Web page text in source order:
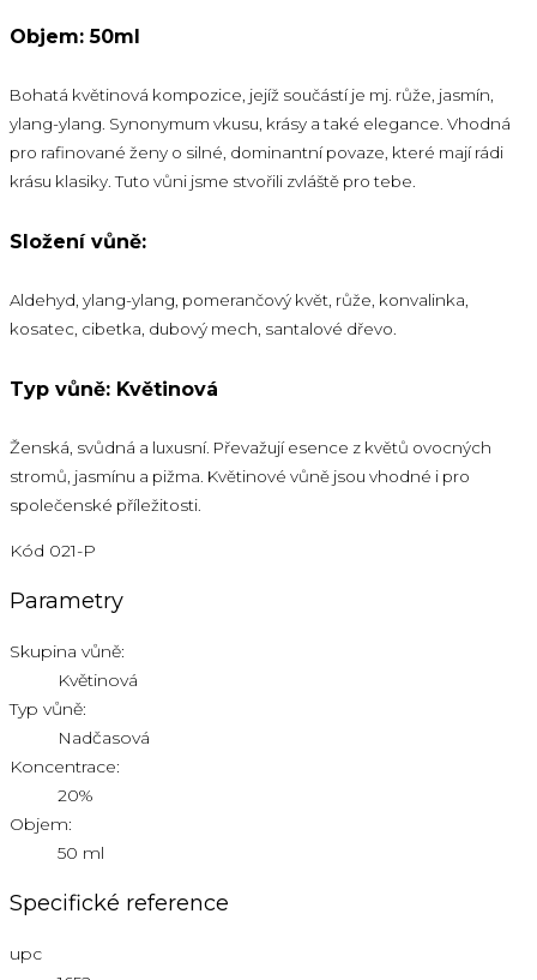
Objem: 50ml
Bohatá květinová kompozice, jejíž součástí je mj. růže, jasmín,
ylang-ylang. Synonymum vkusu, krásy a také elegance. Vhodná
pro rafinované ženy o silné, dominantní povaze, které mají rádi
krásu klasiky. Tuto vůni jsme stvořili zvláště pro tebe.
Složení vůně:
Aldehyd, ylang-ylang, pomerančový květ, růže, konvalinka,
kosatec, cibetka, dubový mech, santalové dřevo.
Typ vůně: Květinová
Ženská, svůdná a luxusní. Převažují esence z květů ovocných
stromů, jasmínu a pižma. Květinové vůně jsou vhodné i pro
společenské příležitosti.
Kód 021-P
Parametry
Skupina vůně:
Květinová
Typ vůně:
Nadčasová
Koncentrace:
20%
Objem:
50 ml
Specifické reference
upc